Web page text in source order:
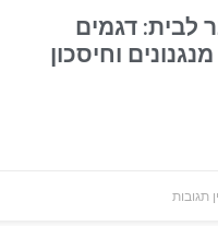
לבית: דגמים
וחיסכון
תגובות